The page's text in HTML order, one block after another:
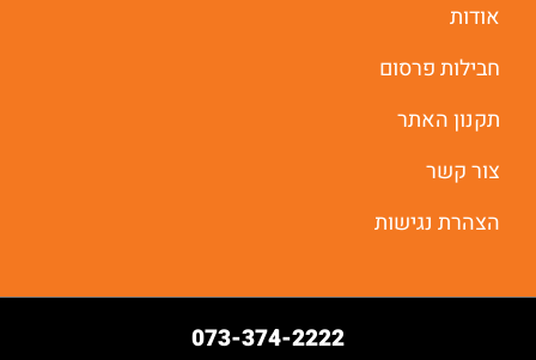
אודות
חבילות פרסום
תקנון האתר
צור קשר
הצהרת נגישות
073-374-2222